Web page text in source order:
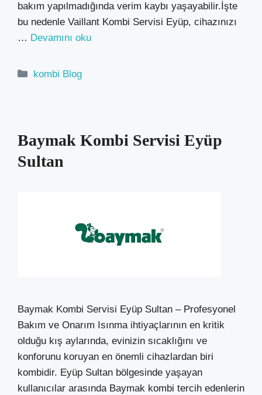
bakım yapılmadığında verim kaybı yaşayabilir.İşte
bu nedenle Vaillant Kombi Servisi Eyüp, cihazınızı
… Devamını oku
Kategoriler
kombi Blog
Baymak Kombi Servisi Eyüp
Sultan
Baymak Kombi Servisi Eyüp Sultan – Profesyonel
Bakım ve Onarım Isınma ihtiyaçlarının en kritik
olduğu kış aylarında, evinizin sıcaklığını ve
konforunu koruyan en önemli cihazlardan biri
kombidir. Eyüp Sultan bölgesinde yaşayan
kullanıcılar arasında Baymak kombi tercih edenlerin